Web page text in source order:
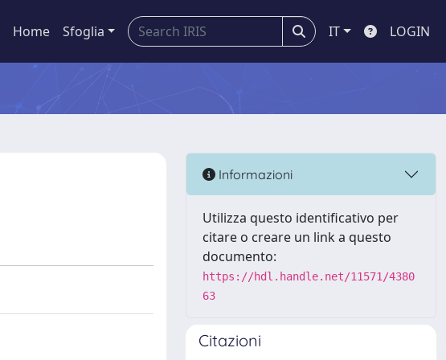
Home Sfoglia IT LOGIN
Informazioni
Utilizza questo identificativo per
citare o creare un link a questo
documento:
https://hdl.handle.net/11571/4380
63
Citazioni